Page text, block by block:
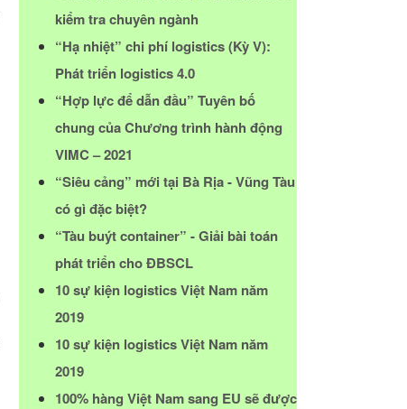
kiểm tra chuyên ngành
“Hạ nhiệt” chi phí logistics (Kỳ V):
Phát triển logistics 4.0
“Hợp lực để dẫn đầu” Tuyên bố
chung của Chương trình hành động
VIMC – 2021
“Siêu cảng” mới tại Bà Rịa - Vũng Tàu
có gì đặc biệt?
“Tàu buýt container” - Giải bài toán
phát triển cho ĐBSCL
10 sự kiện logistics Việt Nam năm
2019
10 sự kiện logistics Việt Nam năm
2019
100% hàng Việt Nam sang EU sẽ được